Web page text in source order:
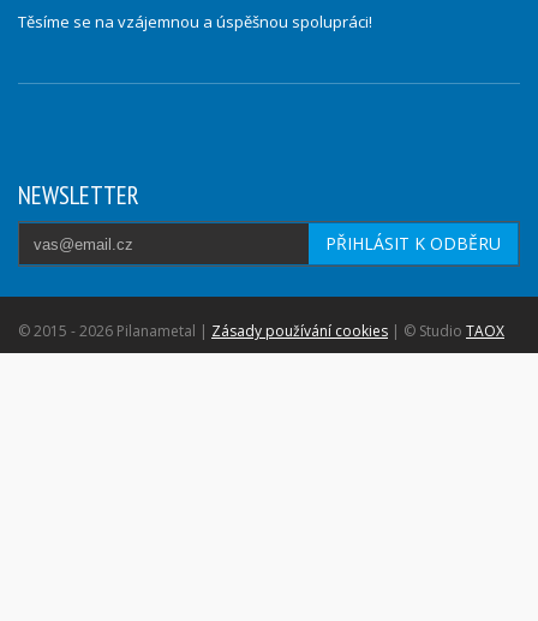
Těsíme se na vzájemnou a úspěšnou spolupráci!
NEWSLETTER
PŘIHLÁSIT K ODBĚRU
© 2015 - 2026 Pilanametal | Zásady používání cookies | © Studio TAOX